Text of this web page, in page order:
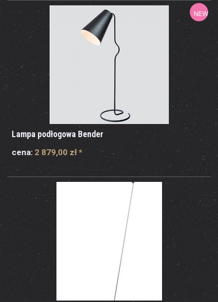
Lampa podłogowa Bender
cena: 2 879,00 zł *